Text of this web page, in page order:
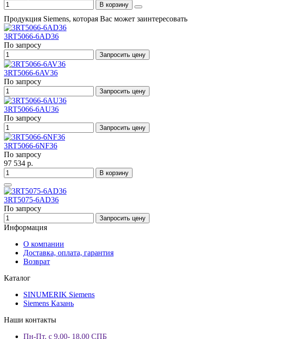
В корзину
Продукция Siemens, которая Вас может заинтересовать
3RT5066-6AD36
По запросу
Запросить цену
3RT5066-6AV36
По запросу
Запросить цену
3RT5066-6AU36
По запросу
Запросить цену
3RT5066-6NF36
По запросу
97 534 р.
В корзину
3RT5075-6AD36
По запросу
Запросить цену
Информация
О компании
Доставка, оплата, гарантия
Возврат
Каталог
SINUMERIK Siemens
Siemens Казань
Наши контакты
Пн-Пт. с 9.00- 18.00 СПБ